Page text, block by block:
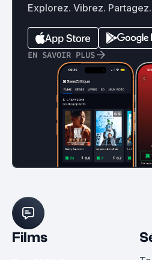
Explorez. Vibrez. Partagez.
EN SAVOIR PLUS
Films